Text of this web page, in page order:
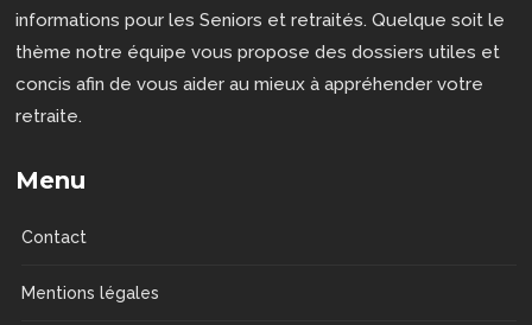
informations pour les Seniors et retraités. Quelque soit le
thème notre équipe vous propose des dossiers utiles et
concis afin de vous aider au mieux à appréhender votre
retraite.
Menu
Contact
Mentions légales